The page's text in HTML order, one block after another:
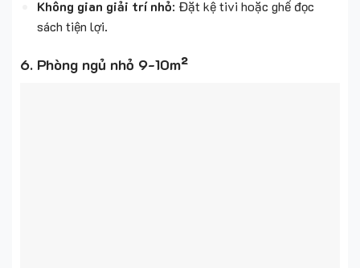
Không gian giải trí nhỏ: Đặt kệ tivi hoặc ghế đọc
sách tiện lợi.
6. Phòng ngủ nhỏ 9-10m²